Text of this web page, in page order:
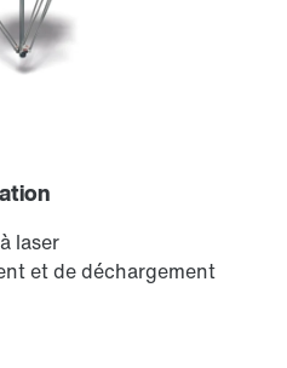
laser
et de déchargement